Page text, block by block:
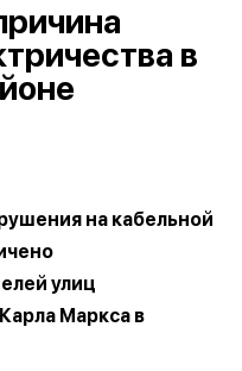
в
на кабельной
улиц
Маркса в